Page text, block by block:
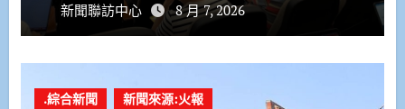
新聞聯訪中心 8 月 7, 2026
.綜合新聞 新聞來源:火報